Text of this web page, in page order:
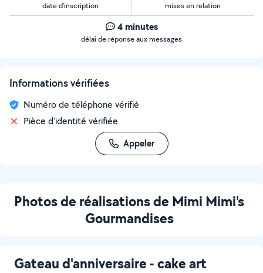
date d’inscription mises en relation
4 minutes
délai de réponse aux messages
Informations vérifiées
Numéro de téléphone vérifié
Pièce d'identité vérifiée
Appeler
Photos de réalisations de Mimi Mimi's
Gourmandises
Gateau d'anniversaire - cake art